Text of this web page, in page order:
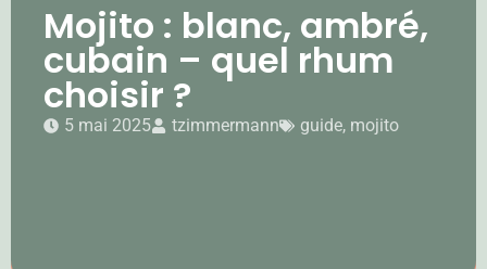
Mojito : blanc, ambré,
cubain – quel rhum
choisir ?
5 mai 2025 tzimmermann guide, mojito